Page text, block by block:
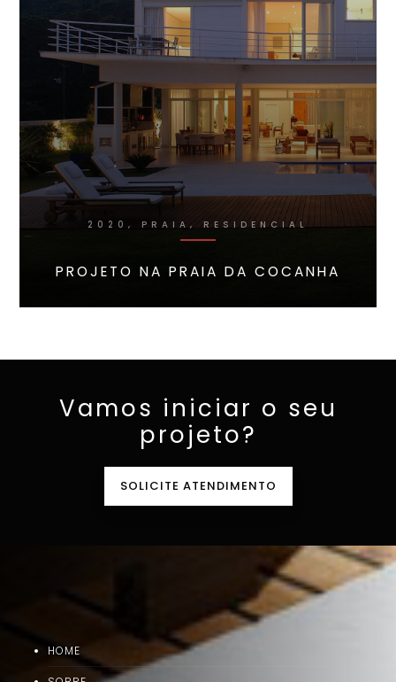
2020, PRAIA, RESIDENCIAL
PROJETO NA PRAIA DA COCANHA
Vamos iniciar o seu
projeto?
SOLICITE ATENDIMENTO
HOME